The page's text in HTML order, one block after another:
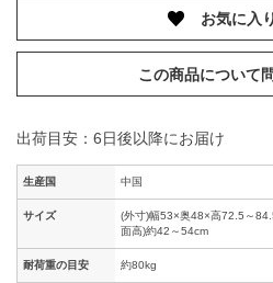
お気に入
この商品について
出荷目安：6日後以降にお届け
生産国 中国
サイズ
(外寸)幅53×奥48×高72.5～
面高)約42～54cm
耐荷重の目安 約80kg